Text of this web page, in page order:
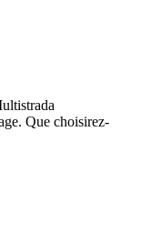
Que choisirez-